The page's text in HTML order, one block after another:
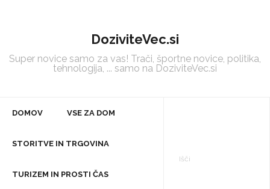
DoziviteVec.si
Super novice samo za vas! Trači, športne novice, politika,
tehnologija, ... samo na DoziviteVec.si
DOMOV VSE ZA DOM
STORITVE IN TRGOVINA
TURIZEM IN PROSTI ČAS